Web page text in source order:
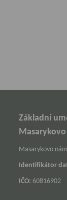
Základní
Masarykovo
Identifikátor
IČO: 60816902